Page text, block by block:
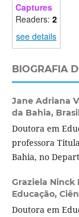
Captures
Readers: 2
see details
BIOGRAFIA
Jane Adriana
da Bahia,
Doutora em
professora
Bahia, no
Graziela Ninck
Educação,
Doutora em